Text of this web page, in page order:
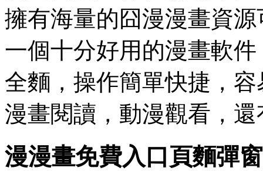
擁有海量的囧漫漫畫資
一個十分好用的漫畫軟
全麵，操作簡單快捷，
漫畫閱讀，動漫觀看，
漫漫畫免費入口頁麵彈